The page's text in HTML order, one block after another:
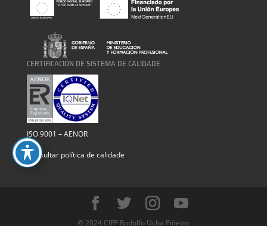
CERTIFICACIÓN DE SISTEMA DE CALIDADE
ISO 9001 – AENOR
Consultar política de calidade
© 2024 CIFP Rodolfo Ucha Piñeiro